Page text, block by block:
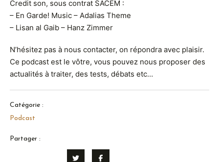
Credit son, sous contrat SACEM :
– En Garde! Music – Adalias Theme
– Lisan al Gaib – Hanz Zimmer
N’hésitez pas à nous contacter, on répondra avec plaisir.
Ce podcast est le vôtre, vous pouvez nous proposer des
actualités à traiter, des tests, débats etc…
Catégorie :
Podcast
Partager :